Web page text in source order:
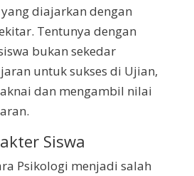
diajarkan dengan
Tentunya dengan
bukan sekedar
untuk sukses di Ujian,
dan mengambil nilai
Siswa
Psikologi menjadi salah